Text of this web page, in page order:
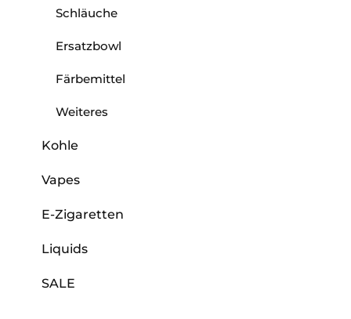
Schläuche
Ersatzbowl
Färbemittel
Weiteres
Kohle
Vapes
E-Zigaretten
Liquids
SALE